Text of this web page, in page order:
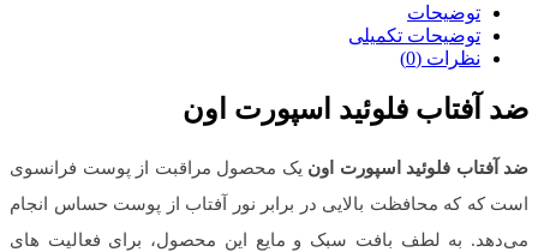
توضیحات
توضیحات تکمیلی
نظرات (0)
ضد آفتاب فلوئید اسپورت اون
ضد آفتاب فلوئید اسپورت اون یک محصول مراقبت از پوست فرانسوی
است که که محافظت بالایی در برابر نور آفتاب از پوست حساس انجام
می‌دهد. به لطف بافت سبک و مایع این محصول، برای فعالیت های